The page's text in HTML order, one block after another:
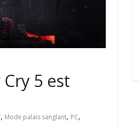
5 est
, Mode palais sanglant, PC,